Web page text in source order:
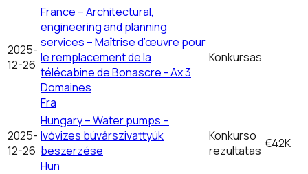
2025-
12-26
France – Architectural,
engineering and planning
services – Maîtrise d’œuvre pour
le remplacement de la
télécabine de Bonascre - Ax 3
Domaines
Fra
Konkursas
2025-
12-26
Hungary – Water pumps –
Ivóvizes búvárszivattyúk
beszerzése
Hun
Konkurso
rezultatas €42K